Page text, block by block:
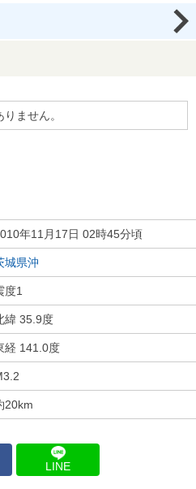
ません。
年11月17日 02時45分頃
城県沖
度1
緯 35.9度
経 141.0度
20km
LINE